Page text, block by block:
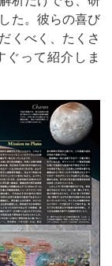
た。彼らの喜び
くべく、たくさ
って紹介しま